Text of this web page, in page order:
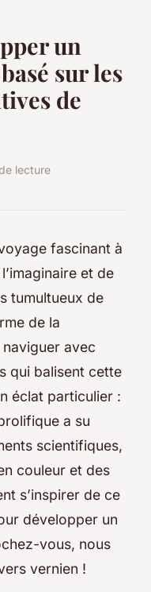
un
sur les
de
lecture
fascinant à
et de
tumultueux de
de la
avec
qui balisent cette
éclat particulier :
a su
scientifiques,
couleur et des
s’inspirer de ce
développer un
vous, nous
vernien !